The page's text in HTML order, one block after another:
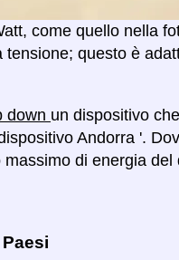
come quello nella
questo è
down un dispositivo
Andorra '.
di energia del